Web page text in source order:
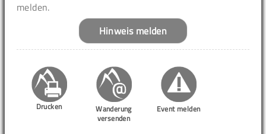
melden.
Hinweis melden
Drucken
Wanderung
versenden
Event melden